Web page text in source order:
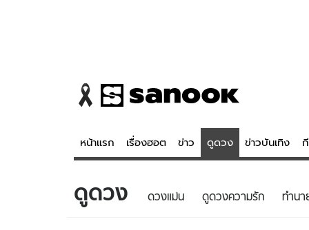
หน้าแรก เรื่องฮอต ข่าว ดูดวง ข่าวบันเทิง
ข่าว ดูดวง -
ดูดวง ดวงแม่น ดูดวงความรัก ทํานา